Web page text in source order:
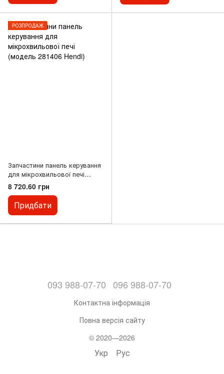
РОЗПРОДАЖ
Запчастини панель керування
для мікрохвильової печі
(модель 281406 Hendi)
8 720.60 грн
Придбати
093 988-07-70 096 988-07-70
Контактна інформація
Повна версія сайту
© 2020—2026
Укр Рус